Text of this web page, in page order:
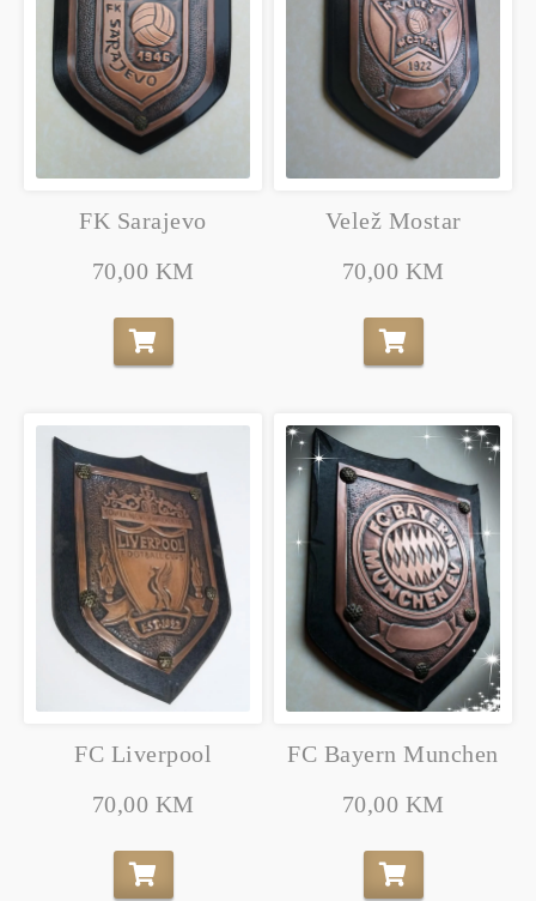
FK Sarajevo
70,00 KM
Velež Mostar
70,00 KM
FC Liverpool
70,00 KM
FC Bayern Munchen
70,00 KM